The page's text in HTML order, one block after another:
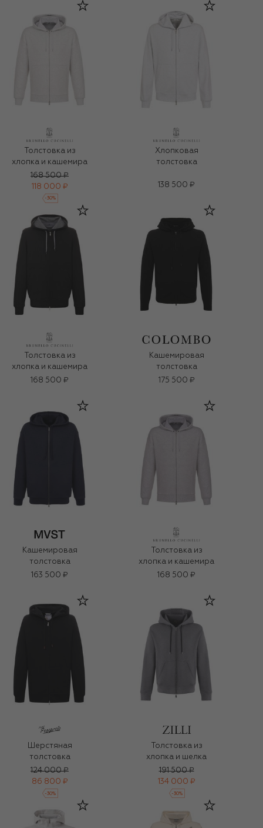
Толстовка из
хлопка и кашемира
168 500 ₽
118 000 ₽
-30%
Хлопковая
толстовка
138 500 ₽
Толстовка из
хлопка и кашемира
168 500 ₽
Кашемировая
толстовка
175 500 ₽
Кашемировая
толстовка
163 500 ₽
Толстовка из
хлопка и кашемира
168 500 ₽
Шерстяная
толстовка
124 000 ₽
86 800 ₽
-30%
Толстовка из
хлопка и шелка
191 500 ₽
134 000 ₽
-30%